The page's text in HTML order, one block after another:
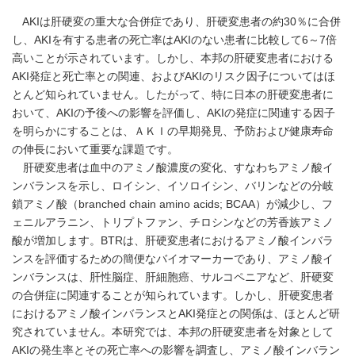
AKIは肝硬変の重大な合併症であり、肝硬変患者の約30％に合併
し、AKIを有する患者の死亡率はAKIのない患者に比較して6～7倍
高いことが示されています。しかし、本邦の肝硬変患者における
AKI発症と死亡率との関連、およびAKIのリスク因子についてはほ
とんど知られていません。したがって、特に日本の肝硬変患者に
おいて、AKIの予後への影響を評価し、AKIの発症に関連する因子
を明らかにすることは、ＡＫＩの早期発見、予防および健康寿命
の伸長において重要な課題です。
肝硬変患者は血中のアミノ酸濃度の変化、すなわちアミノ酸イ
ンバランスを示し、ロイシン、イソロイシン、バリンなどの分岐
鎖アミノ酸（branched chain amino acids; BCAA）が減少し、フ
ェニルアラニン、トリプトファン、チロシンなどの芳香族アミノ
酸が増加します。BTRは、肝硬変患者におけるアミノ酸インバラ
ンスを評価するための簡便なバイオマーカーであり、アミノ酸イ
ンバランスは、肝性脳症、肝細胞癌、サルコペニアなど、肝硬変
の合併症に関連することが知られています。しかし、肝硬変患者
におけるアミノ酸インバランスとAKI発症との関係は、ほとんど研
究されていません。本研究では、本邦の肝硬変患者を対象として
AKIの発生率とその死亡率への影響を調査し、アミノ酸インバラン